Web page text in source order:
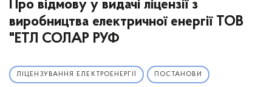
Про відмову у видачі ліцензії з
виробництва електричної енергії ТОВ
"ЕТЛ СОЛАР РУФ
ЛІЦЕНЗУВАННЯ ЕЛЕКТРОЕНЕРГІЇ ПОСТАНОВИ